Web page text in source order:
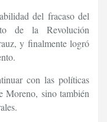
del fracaso del
de la Revolución
y finalmente logró
con las políticas
Moreno, sino también